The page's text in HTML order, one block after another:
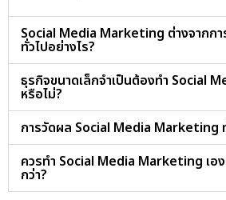
Social Media Marketing ต่างจากก
ทั่วไปอย่างไร?
ธุรกิจขนาดเล็กจำเป็นต้องทำ Social
หรือไม่?
การวัดผล Social Media Marketing
ควรทำ Social Media Marketing เอง
กว่า?